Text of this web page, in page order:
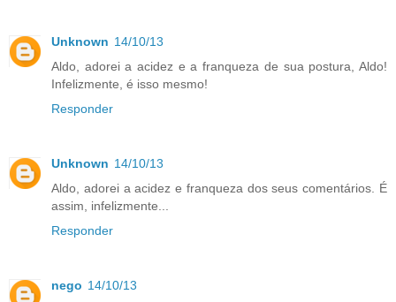
Unknown 14/10/13
Aldo, adorei a acidez e a franqueza de sua postura, Aldo!
Infelizmente, é isso mesmo!
Responder
Unknown 14/10/13
Aldo, adorei a acidez e franqueza dos seus comentários. É
assim, infelizmente...
Responder
nego 14/10/13